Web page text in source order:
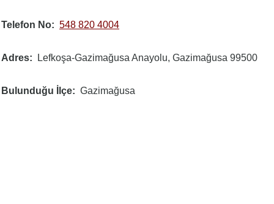
Telefon No 548 820 4004
Adres Lefkoşa-Gazimağusa Anayolu, Gazimağusa 99500
Bulunduğu İlçe Gazimağusa